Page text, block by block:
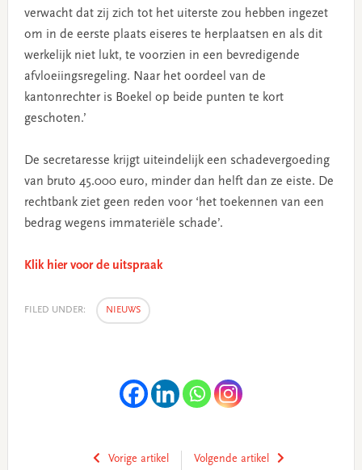
verwacht dat zij zich tot het uiterste zou hebben ingezet
om in de eerste plaats eiseres te herplaatsen en als dit
werkelijk niet lukt, te voorzien in een bevredigende
afvloeiingsregeling. Naar het oordeel van de
kantonrechter is Boekel op beide punten te kort
geschoten.’
De secretaresse krijgt uiteindelijk een schadevergoeding
van bruto 45.000 euro, minder dan helft dan ze eiste. De
rechtbank ziet geen reden voor ‘het toekennen van een
bedrag wegens immateriële schade’.
Klik hier voor de uitspraak
FILED UNDER: NIEUWS
Vorige artikel
Volgende artikel